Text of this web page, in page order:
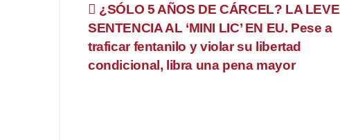
Navegación
de
entradas
¿SÓLO 5 AÑOS DE CÁRCEL? LA LEVE
SENTENCIA AL ‘MINI LIC’ EN EU. Pese a
traficar fentanilo y violar su libertad
condicional, libra una pena mayor